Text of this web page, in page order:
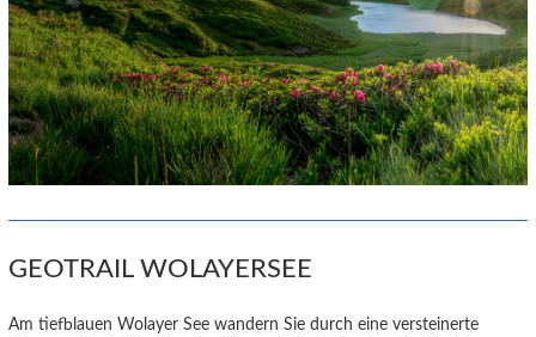
GEOTRAIL WOLAYERSEE
Am tiefblauen Wolayer See wandern Sie durch eine versteinerte